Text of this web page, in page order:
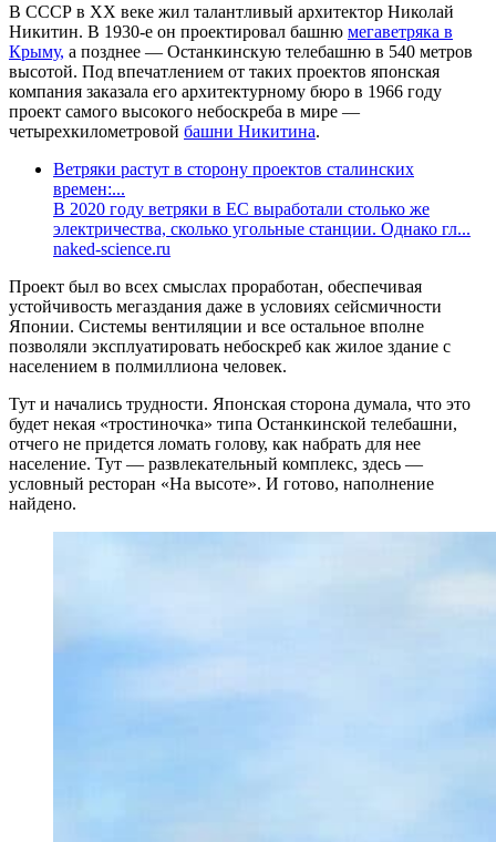
В СССР в XX веке жил талантливый архитектор Николай
Никитин. В 1930-е он проектировал башню мегаветряка в
Крыму, а позднее — Останкинскую телебашню в 540 метров
высотой. Под впечатлением от таких проектов японская
компания заказала его архитектурному бюро в 1966 году
проект самого высокого небоскреба в мире —
четырехкилометровой башни Никитина.
Ветряки растут в сторону проектов сталинских
времен:...
В 2020 году ветряки в ЕС выработали столько же
электричества, сколько угольные станции. Однако гл...
naked-science.ru
Проект был во всех смыслах проработан, обеспечивая
устойчивость мегаздания даже в условиях сейсмичности
Японии. Системы вентиляции и все остальное вполне
позволяли эксплуатировать небоскреб как жилое здание с
населением в полмиллиона человек.
Тут и начались трудности. Японская сторона думала, что это
будет некая «тростиночка» типа Останкинской телебашни,
отчего не придется ломать голову, как набрать для нее
население. Тут — развлекательный комплекс, здесь —
условный ресторан «На высоте». И готово, наполнение
найдено.